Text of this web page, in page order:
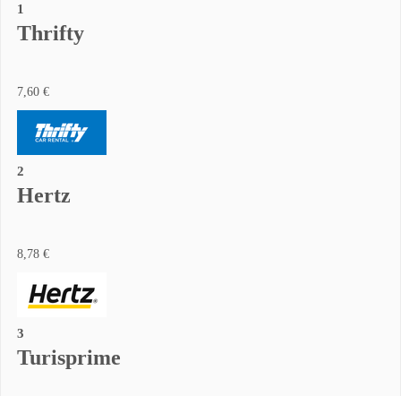
1
Thrifty
7,60 €
2
Hertz
8,78 €
3
Turisprime